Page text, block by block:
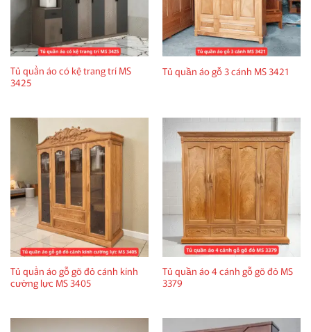
Tủ quần áo có kệ trang trí MS
3425
Tủ quần áo gỗ 3 cánh MS 3421
Tủ quần áo gỗ gõ đỏ cánh kính
cường lực MS 3405
Tủ quần áo 4 cánh gỗ gõ đỏ MS
3379